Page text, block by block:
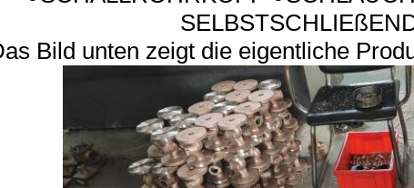
Bild unten zeigt die eigentliche